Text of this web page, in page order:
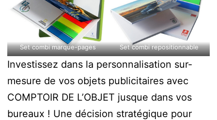
Set combi marque-pages Set combi repositionnable
Investissez dans la personnalisation sur-
mesure de vos objets publicitaires avec
COMPTOIR DE L’OBJET jusque dans vos
bureaux ! Une décision stratégique pour